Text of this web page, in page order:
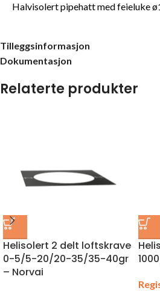
Halvisolert pipehatt med feieluke
Tilleggsinformasjon
Dokumentasjon
Relaterte produkter
Helisolert 2 delt loftskrave
0-5/5-20/20-35/35-40gr
– Norvai